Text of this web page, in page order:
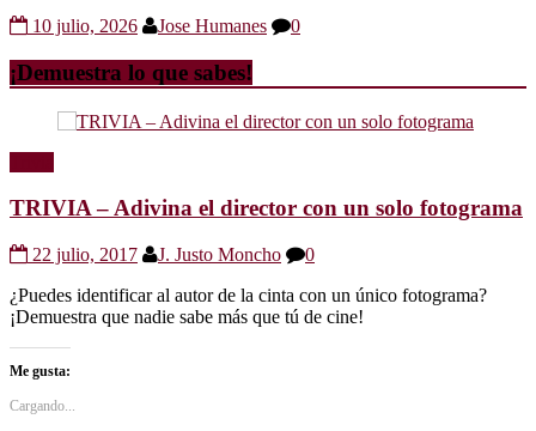
10 julio, 2026 Jose Humanes 0
¡Demuestra lo que sabes!
TRIVIA – Adivina el director con un solo fotograma
22 julio, 2017 J. Justo Moncho
0
¿Puedes identificar al autor de la cinta con un único fotograma?
¡Demuestra que nadie sabe más que tú de cine!
Me gusta:
Cargando...